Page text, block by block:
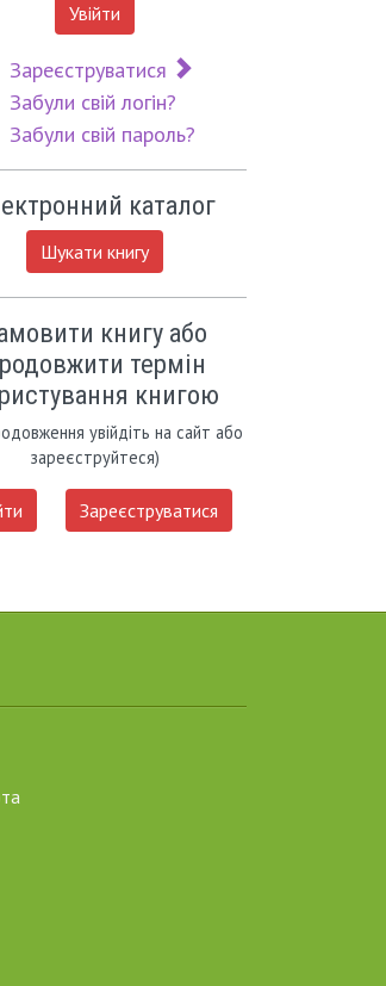
Увійти
Зареєструватися
Забули свій логін?
Забули свій пароль?
каталог
Шукати книгу
книгу або
термін
книгою
увійдіть на сайт або
зареєструйтеся)
Зареєструватися